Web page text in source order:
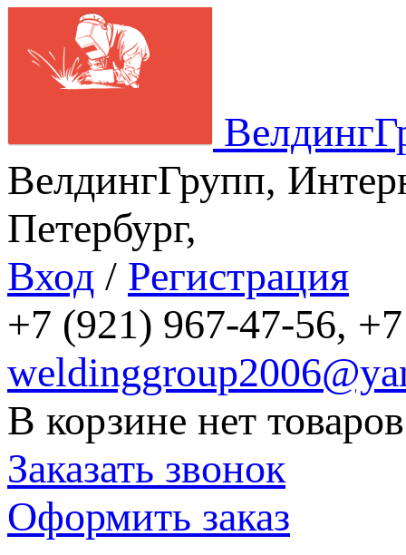
ВелдингГрупп,
Петербург,
Вход / Регистрация
+7 (921) 967-47-56,
В корзине нет товаров
Заказать звонок
Оформить заказ